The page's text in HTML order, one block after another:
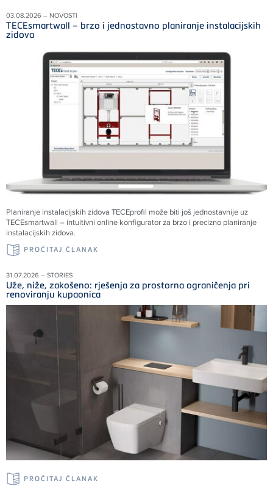
03.08.2026 – NOVOSTI
TECEsmartwall – brzo i jednostavno planiranje instalacijskih
zidova
Planiranje instalacijskih zidova TECEprofil može biti još jednostavnije uz
TECEsmartwall – intuitivni online konfigurator za brzo i precizno planiranje
instalacijskih zidova.
PROČITAJ ČLANAK
31.07.2026 – STORIES
Uže, niže, zakošeno: rješenja za prostorna ograničenja pri
renoviranju kupaonica
PROČITAJ ČLANAK